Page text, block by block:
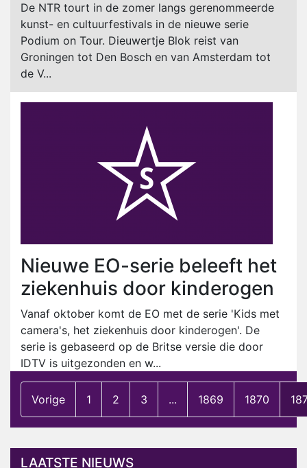
De NTR tourt in de zomer langs gerenommeerde
kunst- en cultuurfestivals in de nieuwe serie
Podium on Tour. Dieuwertje Blok reist van
Groningen tot Den Bosch en van Amsterdam tot
de V...
Nieuwe EO-serie beleeft het
ziekenhuis door kinderogen
Vanaf oktober komt de EO met de serie 'Kids met
camera's, het ziekenhuis door kinderogen'. De
serie is gebaseerd op de Britse versie die door
IDTV is uitgezonden en w...
Vorige 1 2 3 ... 1869 1870
LAATSTE NIEUWS